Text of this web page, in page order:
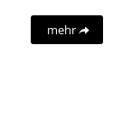
mehr